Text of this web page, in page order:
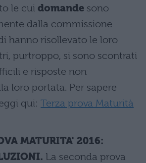
le cui domande sono
dalla commissione
hanno risollevato le loro
purtroppo, si sono scontrati
e risposte non
loro portata. Per sapere
qui: Terza prova Maturità
MATURITA' 2016:
La seconda prova